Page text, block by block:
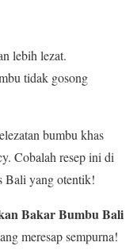
lebih lezat.
tidak gosong
bumbu khas
Cobalah resep ini di
Bali yang otentik!
Bakar Bumbu Bali
meresap sempurna!